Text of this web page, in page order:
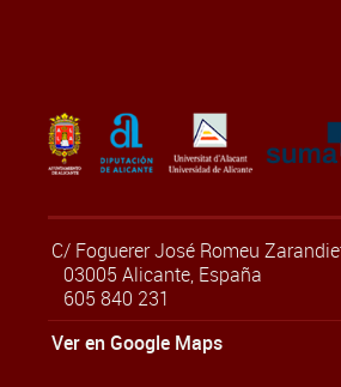
C/ Foguerer José Romeu
03005 Alicante, España
605 840 231
Ver en Google Maps